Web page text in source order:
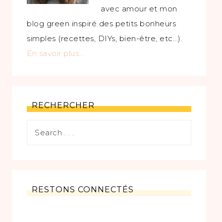
avec amour et mon
blog green inspiré des petits bonheurs
simples (recettes, DIYs, bien-être, etc...).
En savoir plus…
RECHERCHER
RESTONS CONNECTÉS